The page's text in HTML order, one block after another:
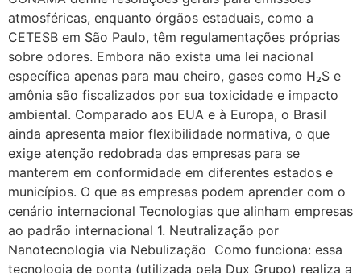
atmosféricas, enquanto órgãos estaduais, como a
CETESB em São Paulo, têm regulamentações próprias
sobre odores. Embora não exista uma lei nacional
específica apenas para mau cheiro, gases como H₂S e
amônia são fiscalizados por sua toxicidade e impacto
ambiental. Comparado aos EUA e à Europa, o Brasil
ainda apresenta maior flexibilidade normativa, o que
exige atenção redobrada das empresas para se
manterem em conformidade em diferentes estados e
municípios. O que as empresas podem aprender com o
cenário internacional Tecnologias que alinham empresas
ao padrão internacional 1. Neutralização por
Nanotecnologia via Nebulização Como funciona: essa
tecnologia de ponta (utilizada pela Dux Grupo) realiza a